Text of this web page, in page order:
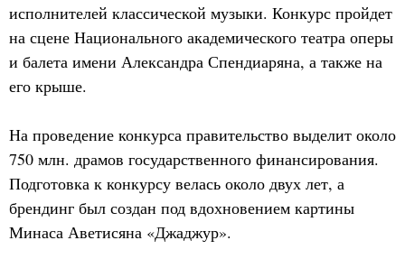
исполнителей классической музыки. Конкурс пройдет
на сцене Национального академического театра оперы
и балета имени Александра Спендиаряна, а также на
его крыше.
На проведение конкурса правительство выделит около
750 млн. драмов государственного финансирования.
Подготовка к конкурсу велась около двух лет, а
брендинг был создан под вдохновением картины
Минаса Аветисяна «Джаджур».